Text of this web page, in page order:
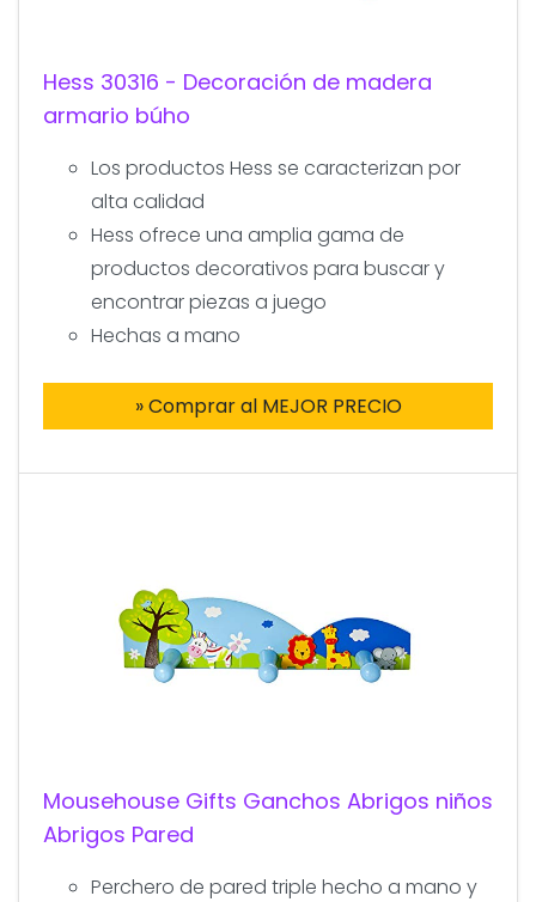
Hess 30316 - Decoración de madera
armario búho
Los productos Hess se caracterizan por
alta calidad
Hess ofrece una amplia gama de
productos decorativos para buscar y
encontrar piezas a juego
Hechas a mano
» Comprar al MEJOR PRECIO
Mousehouse Gifts Ganchos Abrigos niños
Abrigos Pared
Perchero de pared triple hecho a mano y